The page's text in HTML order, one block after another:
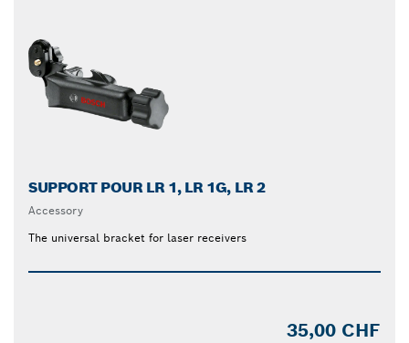
SUPPORT POUR LR 1, LR 1G, LR 2
Accessory
The universal bracket for laser receivers
35,00 CHF